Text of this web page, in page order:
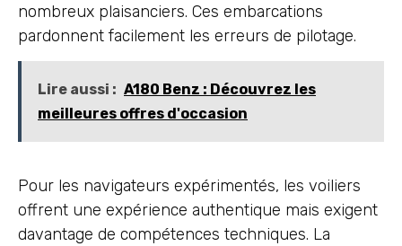
nombreux plaisanciers. Ces embarcations
pardonnent facilement les erreurs de pilotage.
Lire aussi : A180 Benz : Découvrez les
meilleures offres d'occasion
Pour les navigateurs expérimentés, les voiliers
offrent une expérience authentique mais exigent
davantage de compétences techniques. La